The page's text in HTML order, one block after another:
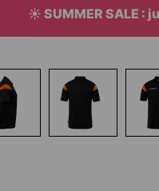
☀️ SUMMER SALE :